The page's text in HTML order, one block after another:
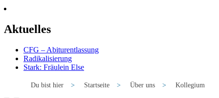
Aktuelles
CFG – Abiturentlassung
Radikalisierung
Stark: Fräulein Else
Du bist hier > Startseite > Über uns > Kollegium